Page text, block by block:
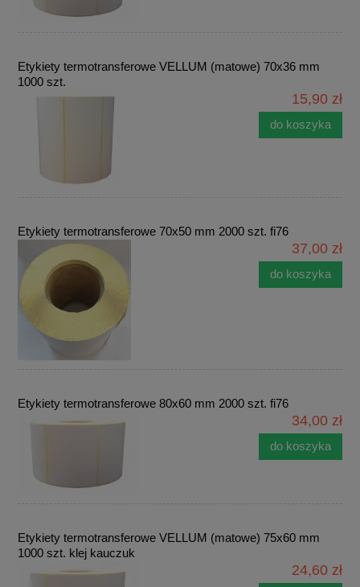
Etykiety termotransferowe VELLUM (matowe) 70x36 mm
1000 szt.
15,90 zł
do koszyka
Etykiety termotransferowe 70x50 mm 2000 szt. fi76
37,00 zł
do koszyka
Etykiety termotransferowe 80x60 mm 2000 szt. fi76
34,00 zł
do koszyka
Etykiety termotransferowe VELLUM (matowe) 75x60 mm
1000 szt. klej kauczuk
24,60 zł